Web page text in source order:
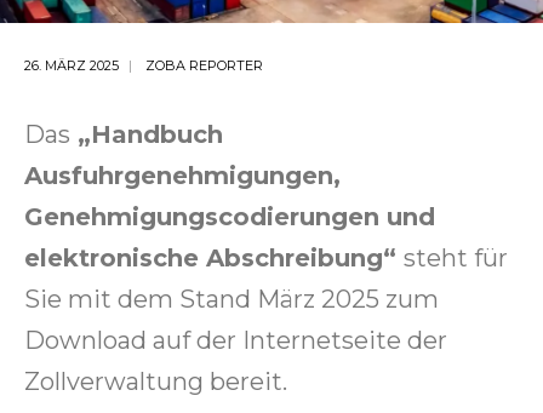
26. MÄRZ 2025 ZOBA REPORTER
Das „Handbuch
Ausfuhrgenehmigungen,
Genehmigungscodierungen und
elektronische Abschreibung“ steht für
Sie mit dem Stand März 2025 zum
Download auf der Internetseite der
Zollverwaltung bereit.